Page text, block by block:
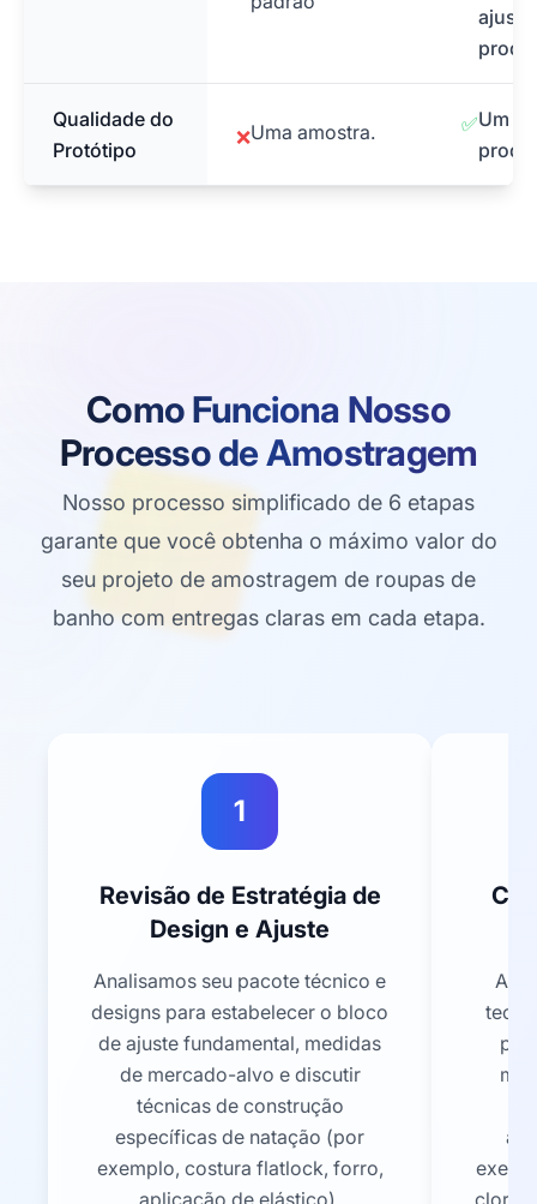
ajuste
Qualidade do
Protótipo
❌Uma amostra. ✅Um
Como Funciona Nosso
Processo de Amostragem
Nosso processo simplificado de 6 etapas
garante que você obtenha o máximo valor do
seu projeto de amostragem de roupas de
banho com entregas claras em cada etapa.
1
Revisão de Estratégia de
Design e Ajuste
Analisamos seu pacote técnico e
designs para estabelecer o bloco
de ajuste fundamental, medidas
de mercado-alvo e discutir
técnicas de construção
específicas de natação (por
exemplo, costura flatlock, forro,
aplicação de elástico).
cloro,